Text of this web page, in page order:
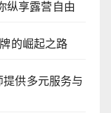
纵享露营自由
的崛起之路
供多元服务与